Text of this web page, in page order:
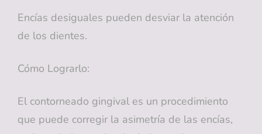
Encías desiguales pueden desviar la atención
de los dientes.
Cómo Lograrlo:
El contorneado gingival es un procedimiento
que puede corregir la asimetría de las encías,